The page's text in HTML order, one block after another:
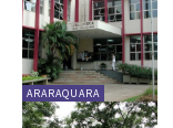
ARARAQUARA